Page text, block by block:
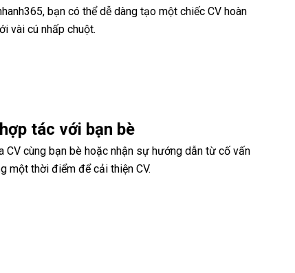
bạn có thể dễ dàng tạo một chiếc CV hoàn
vài cú nhấp chuột.
tác với bạn bè
CV cùng bạn bè hoặc nhận sự hướng dẫn từ cố vấn
một thời điểm để cải thiện CV.